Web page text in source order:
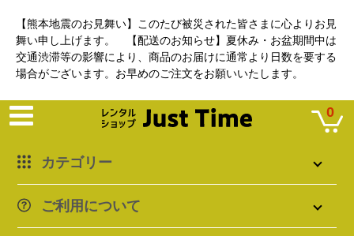
【熊本地震のお見舞い】このたび被災された皆さまに心よりお見
舞い申し上げます。 【配送のお知らせ】夏休み・お盆期間中は
交通渋滞等の影響により、商品のお届けに通常より日数を要する
場合がございます。お早めのご注文をお願いいたします。
カテゴリー
ご利用について
0